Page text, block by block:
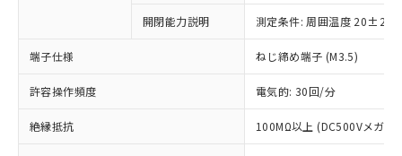
開閉能力説明 測定条件: 周囲温度 20±2℃
端子仕様 ねじ締め端子 (M3.5)
許容操作頻度 電気的: 30回/分
絶縁抵抗 100MΩ以上 (DC500Vメガ)
当社制御機器事業取扱商品の中には、
在庫状況および標準価格照会結果は、
記載している更新日時点での社内デー
タに基づき作成されるものであり、閲
覧された時点での実際の在庫および標
害物質有無と関係のない商品です。
仕入先様の事情により、非含有部品として
いたものが、含有品と判明した場合などや
むを得ず変更することがあります。
鉛(Pb) 1000ppm以下、 水銀(Hg) 1000ppm以下、 カド
基準値以下であることを示します。
「×」：最大均質材料含有率が中国RoHSの
基準値を超えていることを示します。
「－」：未確認です。当社販売部門へお問
い合わせください。
*中国RoHS10物質の基準値 (GB/T26572)：
Pb(鉛) :1000ppm、 Hg(水銀) : 1000ppm、 Cd(カドミウ
当社は、これら貴社製品のうち、外国
為替および外国貿易法に定める商品
（以下｢規制貨物等」という）を輸出
国政府の輸出許可(または役務取引許